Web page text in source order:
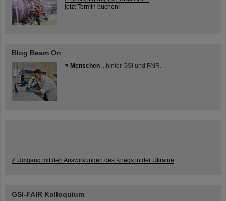
jetzt Termin buchen!
Blog Beam On
Menschen ...hinter GSI und FAIR.
Umgang mit den Auswirkungen des Kriegs in der Ukraine
GSI-FAIR Kolloquium